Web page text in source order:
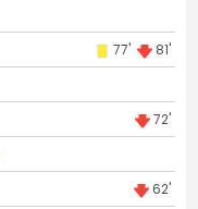
77' 81'
72'
62'